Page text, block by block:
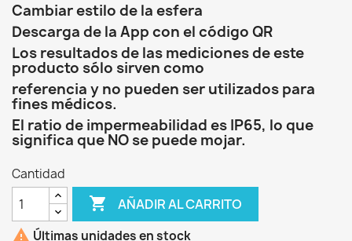
Cambiar estilo de la esfera
Descarga de la App con el código QR
Los resultados de las mediciones de este
producto sólo sirven como
referencia y no pueden ser utilizados para
fines médicos.
El ratio de impermeabilidad es IP65, lo que
significa que NO se puede mojar.
Cantidad
 AÑADIR AL CARRITO
 Últimas unidades en stock